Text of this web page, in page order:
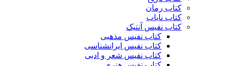
کتاب رمان
کتاب نایاب
کتاب نفیس آنتیک
کتاب نفیس مذهبی
کتاب نفیس ایرانشناسی
کتاب نفیس شعر و ادبی